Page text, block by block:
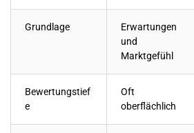
Grundlage
Erwartungen
und
Marktgefühl
Bewertungstief
e
Oft
oberflächlich